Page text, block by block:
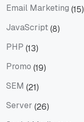
Email Marketing (15)
JavaScript(8)
PHP (13)
Promo (19)
SEM (21)
Server (26)